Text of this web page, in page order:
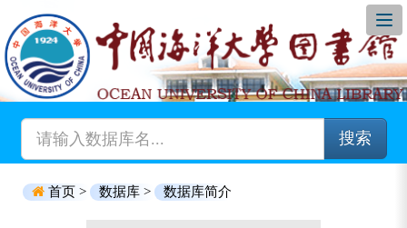
搜索
首页 > 数据库 > 数据库简介